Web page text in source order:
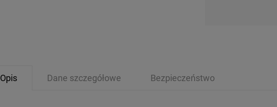
Opis Dane szczegółowe Bezpieczeństwo